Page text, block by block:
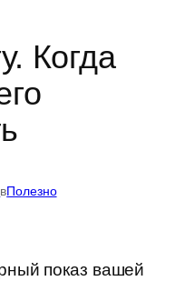
Когда
вПолезно
показ вашей